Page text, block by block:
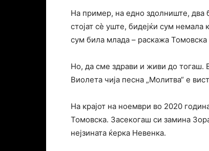
На пример, на едно здолниште, два
стојат сѐ уште, бидејќи сум
сум била млада – раскажа Томовска
Но, да сме здрави и живи до
Виолета чија песна „Молитва“ е
На крајот на ноември во 2020
Томовска. Засекогаш си замина
нејзината ќерка Невенка.